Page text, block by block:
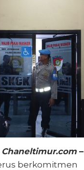
Chaneltimur.com–
berkomitmen